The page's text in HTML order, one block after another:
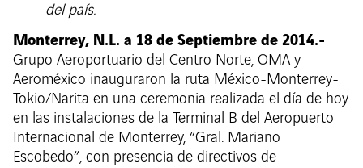
del país.
Monterrey, N.L. a 18 de Septiembre de 2014.-
Grupo Aeroportuario del Centro Norte, OMA y
Aeroméxico inauguraron la ruta México-Monterrey-
Tokio/Narita en una ceremonia realizada el día de hoy
en las instalaciones de la Terminal B del Aeropuerto
Internacional de Monterrey, “Gral. Mariano
Escobedo”, con presencia de directivos de